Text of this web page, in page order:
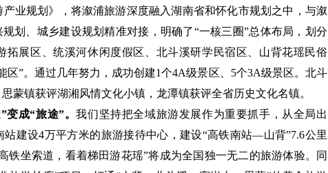
业规划》，将溆浦旅游深度融入湖南省和怀化市规划之中，与溆
划、城乡建设规划精准对接，明确了“一核三圈”总体布局，划分
拓展区、统溪河休闲度假区、北斗溪研学民宿区、山背花瑶民俗
区”。通过几年努力，成功创建1个4A级景区、5个3A级景区。北斗
蒙镇获评湖湘风情文化小镇，龙潭镇获评全省历史文化名镇。
变成“旅途”。我们坚持把全域旅游发展作为重要抓手，从全局出
建设4万平方米的旅游接待中心，建设“高铁南站—山背”7.6公里
铁坐索道，看着梯田游花瑶”将成为全国独一无二的旅游体验。同